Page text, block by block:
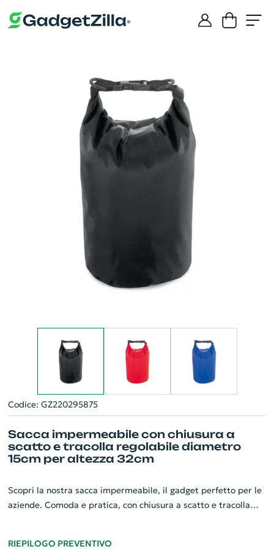
Codice: GZ220295875
Sacca impermeabile con chiusura a
scatto e tracolla regolabile diametro
15cm per altezza 32cm
Scopri la nostra sacca impermeabile, il gadget perfetto per le
aziende. Comoda e pratica, con chiusura a scatto e tracolla
RIEPILOGO PREVENTIVO